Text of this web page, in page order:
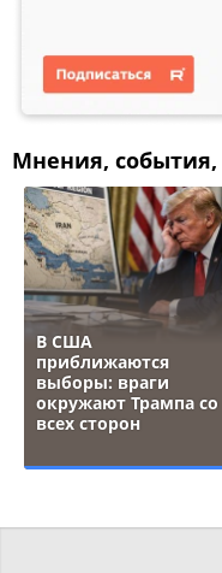
Мнения,
В США
приближаются
выборы: враги
окружают Трампа со
всех сторон